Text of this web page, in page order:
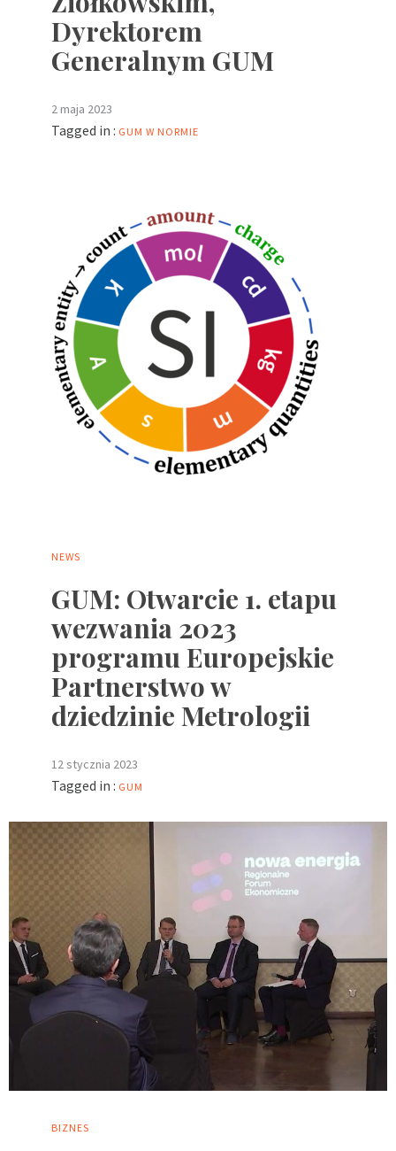
Dyrektorem
Generalnym GUM
2 maja 2023
Tagged in : GUM W NORMIE
NEWS
GUM: Otwarcie 1. etapu
wezwania 2023
programu Europejskie
Partnerstwo w
dziedzinie Metrologii
12 stycznia 2023
Tagged in : GUM
BIZNES